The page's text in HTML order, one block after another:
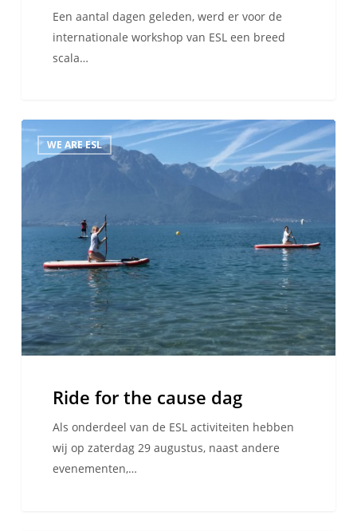
Een aantal dagen geleden, werd er voor de
internationale workshop van ESL een breed
scala…
Ride
the
WE ARE ESL
Ride for the cause dag
Als onderdeel van de ESL activiteiten hebben
wij op zaterdag 29 augustus, naast andere
evenementen,…